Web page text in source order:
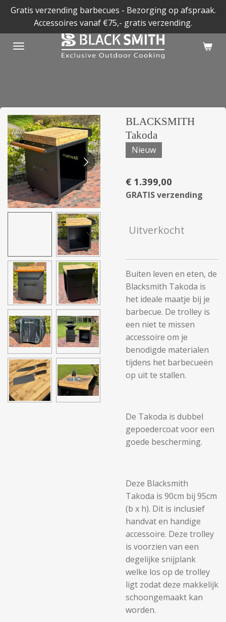
Ga
naar
de
Gratis verzending barbecues - Bezorging op afspraak.
Accessoires vanaf €75,- gratis verzending.
BLACKSMITH
Takoda
Nieuw
€ 1.399,00
GRATIS verzending
Uitverkocht
Buiten leven en eten, de
Blacksmith Takoda is
het ideale maatje bij je
barbecue. De trolley is
een niet te missen
accessoire om je
benodigde materialen
tijdens het barbecueën
op uit te stallen.
De Takoda is dubbel
gepoedercoat voor een
goede bescherming.
Deze Blacksmith
Takoda is 90cm bij 95cm
(b x h). Dit is inclusief
handvat en handige
accessoire. Deze trolley
is voorzien van een
degelijke snijplank
welke los op de trolley
ligt zodat deze makkelijk
schoongemaakt kan
worden.